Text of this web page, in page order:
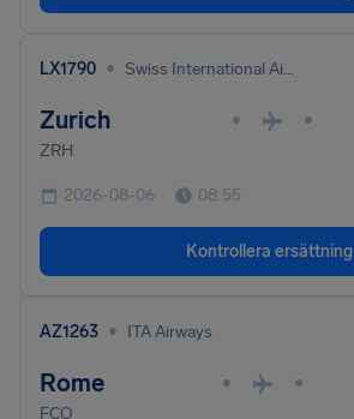
LX1790 • Swiss International Air Lines
Zurich • •
ZRH
2026-08-06 08:55
Kontrollera ersättning
AZ1263 • ITA Airways
Rome • •
FCO